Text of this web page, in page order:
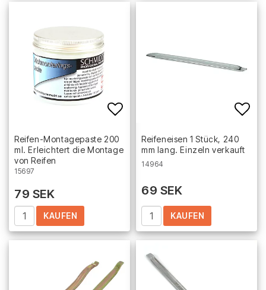
Add to list of favorites
Reifen-Montagepaste 200
ml. Erleichtert die Montage
von Reifen
15697
79 SEK
KAUFEN
Reifeneisen 1 Stück, 240
mm lang. Einzeln verkauft
14964
69 SEK
KAUFEN